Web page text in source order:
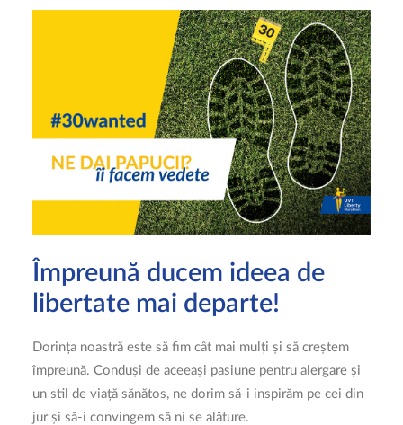
Împreună ducem ideea de
libertate mai departe!
Dorința noastră este să fim cât mai mulți și să creștem
împreună. Conduși de aceeași pasiune pentru alergare și
un stil de viață sănătos, ne dorim să-i inspirăm pe cei din
jur și să-i convingem să ni se alăture.